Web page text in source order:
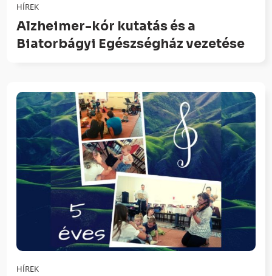
HÍREK
Alzheimer-kór kutatás és a
Biatorbágyi Egészségház vezetése
HÍREK